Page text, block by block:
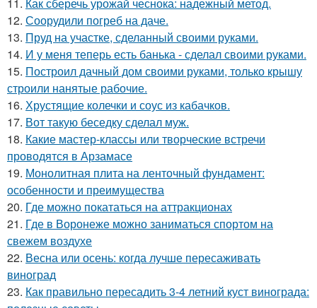
12. Соорудили погреб на даче.
13. Пруд на участке, сделанный своими руками.
14. И у меня теперь есть банька - сделал своими руками.
15. Построил дачный дом своими руками, только крышу
строили нанятые рабочие.
16. Хрустящие колечки и соус из кабачков.
17. Вот такую беседку сделал муж.
18. Какие мастер-классы или творческие встречи
проводятся в Арзамасе
19. Монолитная плита на ленточный фундамент:
особенности и преимущества
20. Где можно покататься на аттракционах
21. Где в Воронеже можно заниматься спортом на
свежем воздухе
22. Весна или осень: когда лучше пересаживать
виноград
23. Как правильно пересадить 3-4 летний куст винограда: